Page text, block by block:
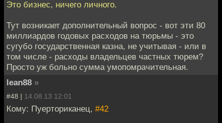
Это бизнес, ничего личного.
Тут возникает дополнительный вопрос - вот эти 80
миллиардов годовых расходов на тюрьмы - это
сугубо государственная казна, не учитывая - или в
том числе - расходы владельцев частных тюрем?
Просто уж больно сумма умопомрачительная.
lean88 »
#48 | 14.08.13 12:01
Кому: Пуерториканец, #42